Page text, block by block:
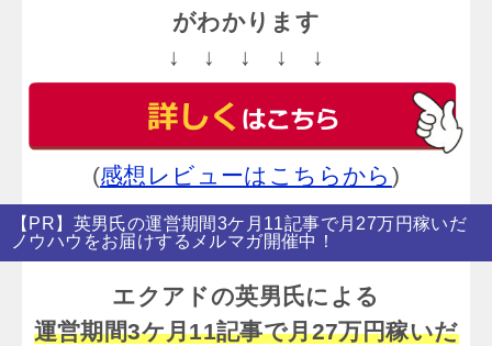
がわかります
↓ ↓ ↓ ↓ ↓
(感想レビューはこちらから )
【PR】英男氏の運営期間3ケ月11記事で月27万円稼いだ
ノウハウをお届けするメルマガ開催中！
エクアドの英男氏による
運営期間3ケ月11記事で月27万円稼いだ